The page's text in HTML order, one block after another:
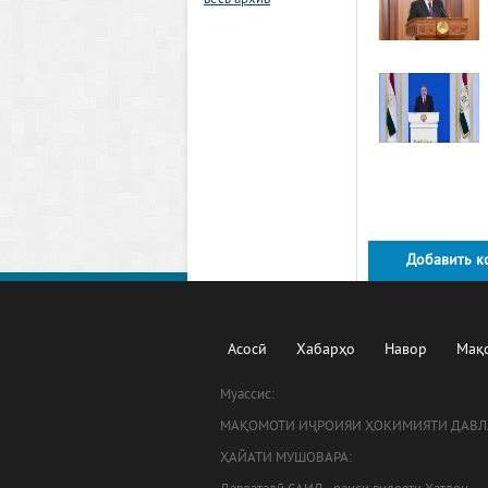
Добавить
Асосӣ Хабарҳо Навор
Муассис:
МАҚОМОТИ ИҶРОИЯИ ҲОКИМИЯТИ
ҲАЙАТИ МУШОВАРА: